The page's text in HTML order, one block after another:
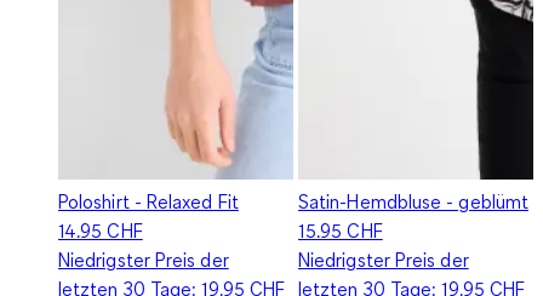
Poloshirt - Relaxed Fit
14.95 CHF
Niedrigster Preis der
letzten 30 Tage:19.95 CHF
Satin-Hemdbluse - geblümt
15.95 CHF
Niedrigster Preis der
letzten 30 Tage:19.95 CHF